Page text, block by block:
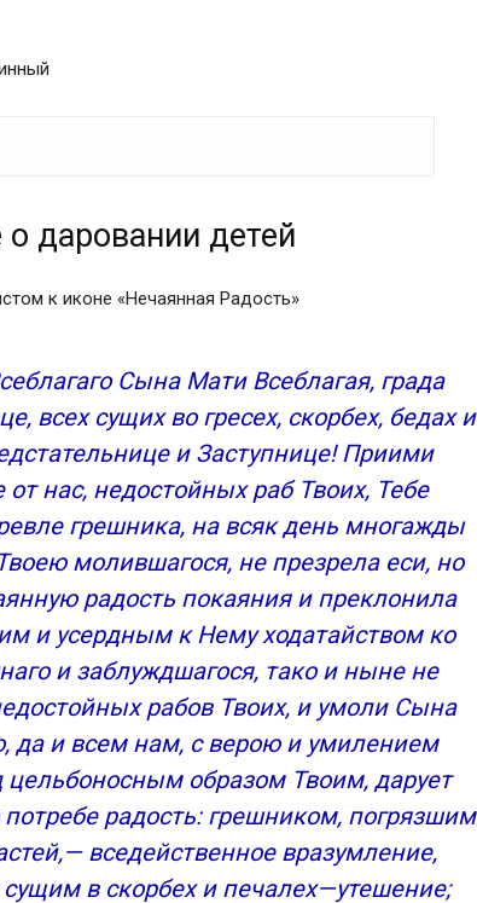
от наркомании
больного от рака
злобы и ненависти
веры
на путь истинный
сетях:
и их здравии
иконой, именуемой «Целительница»
Богородице
даровании детей
к иконе «Нечаянная Радость»
Сына Мати Всеблагая, града
всех сущих во гресех, скорбех, бедах и
и Заступнице! Приими
нас, недостойных раб Твоих, Тебе
грешника, на всяк день многажды
молившагося, не презрела еси, но
радость покаяния и преклонила
и усердным к Нему ходатайством ко
и заблуждшагося, тако и ныне не
рабов Твоих, и умоли Сына
да и всем нам, с верою и умилением
образом Твоим, дарует
радость: грешником, погрязшим
вседейственное вразумление,
в скорбех и печалех—утешение;